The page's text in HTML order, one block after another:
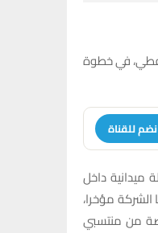
في خطوة
للقناة
ميدانية داخل
مؤخرا،
وطنية خالصة من منتسبي